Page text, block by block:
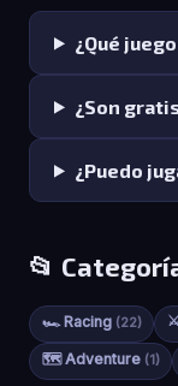
¿Qué
¿Son
¿Puedo
📂
🏎️ Racing (22)
🗺️ Adventure (1)